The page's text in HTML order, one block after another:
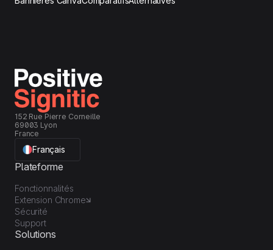
152 Rue Pierre Corneille
69003 Lyon
France
Français
Plateforme
Fonctionnalités
Extension Chrome
Sécurité
Support
Solutions